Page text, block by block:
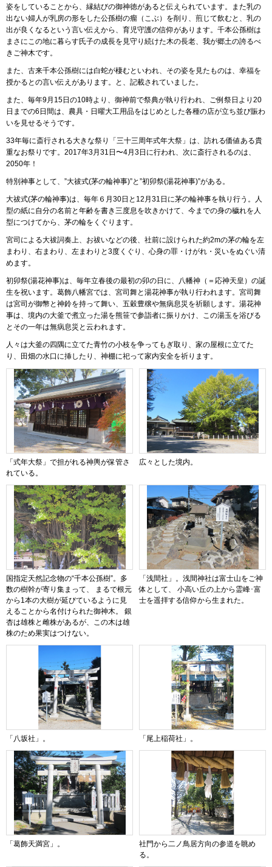
姿をしていることから、縁結びの御神徳があると伝えられています。また乳の
出ない婦人が乳房の形をした公孫樹の瘤（こぶ）を削り、煎じて飲むと、乳の
出が良くなるという言い伝えから、育児守護の信仰があります。千本公孫樹は
まさにこの地に暮らす氏子の成長を見守り続けた木の長老、我が郷土の誇るべ
きご神木です。
また、古来千本公孫樹には白蛇が棲むといわれ、その姿を見たものは、幸福を
授かるとの言い伝えがあります。と、記載されていました。
また、毎年9月15日の10時より、御神前で祭典が執り行われ、ご例祭日より20
日までの6日間は、農具・日曜大工用品をはじめとした各種の店が立ち並び賑わ
いを見せるそうです。
33年毎に斎行される大きな祭り「三十三周年式年大祭」は、訪れる価値ある貴
重なお祭りです。2017年3月31日〜4月3日に行われ、次に斎行されるのは、
2050年！
特別神事として、”大祓式(茅の輪神事)”と”初卯祭(湯花神事)”がある。
大祓式(茅の輪神事)は、毎年６月30日と12月31日に茅の輪神事を執り行う。人
型の紙に自分の名前と年齢を書き三度息を吹きかけて、今までの身の穢れを人
型につけてから、茅の輪をくぐります。
宮司による大祓詞奏上、お祓いなどの後、社前に設けられた約2mの茅の輪を左
まわり、右まわり、左まわりと3度くぐり、心身の罪・けがれ・災いをぬぐい清
めます。
初卯祭(湯花神事)は、毎年立春後の最初の卯の日に、八幡神（＝応神天皇）の誕
生を祝います。葛飾八幡宮では、宮司舞と湯花神事が執り行われます。宮司舞
は宮司が御幣と神鈴を持って舞い、五穀豊穣や無病息災を祈願します。湯花神
事は、境内の大釜で煮立った湯を熊笹で参詣者に振りかけ、この湯玉を浴びる
とその一年は無病息災と云われます。
人々は大釜の四隅に立てた青竹の小枝を争ってもぎ取り、家の屋根に立てた
り、田畑の水口に挿したり、神棚に祀って家内安全を祈ります。
「式年大祭」で担がれる神輿が保管さ
れている。
広々とした境内。
国指定天然記念物の“千本公孫樹”。多
数の樹幹が寄り集まって、 まるで根元
から1本の大樹が延びているように見
えることから名付けられた御神木。 銀
杏は雄株と雌株があるが、この木は雄
株のため果実はつけない。
「浅間社」。浅間神社は富士山をご神
体として、 小高い丘の上から霊峰･富
士を遥拝する信仰から生まれた。
「八坂社」。 「尾上稲荷社」。
「葛飾天満宮」。
社門から二ノ鳥居方向の参道を眺め
る。